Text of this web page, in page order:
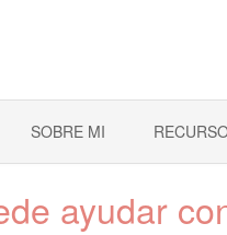
SOBRE MI
ayudar